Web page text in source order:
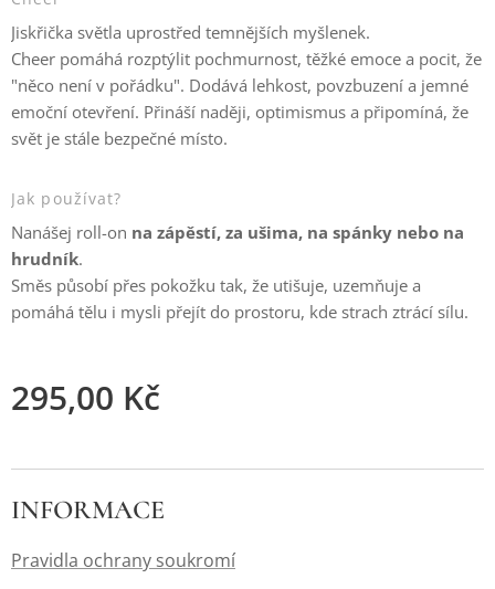
Jiskřička světla uprostřed temnějších myšlenek.
Cheer pomáhá rozptýlit pochmurnost, těžké emoce a pocit, že
"něco není v pořádku". Dodává lehkost, povzbuzení a jemné
emoční otevření. Přináší naději, optimismus a připomíná, že
svět je stále bezpečné místo.
Jak používat?
Nanášej roll-on na zápěstí, za ušima, na spánky nebo na
hrudník.
Směs působí přes pokožku tak, že utišuje, uzemňuje a
pomáhá tělu i mysli přejít do prostoru, kde strach ztrácí sílu.
295,00 Kč
INFORMACE
Pravidla ochrany soukromí